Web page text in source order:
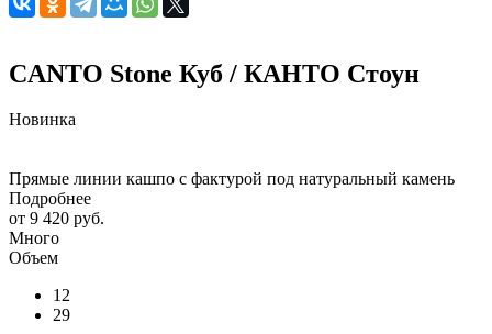
CANTO Stone Куб / КАНТО Стоун
Новинка
Прямые линии кашпо с фактурой под натуральный камень
Подробнее
от 9 420 руб.
Много
Объем
12
29